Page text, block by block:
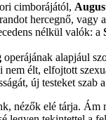
cimborájától,
hercegnő, vagy
nélkül valók: a
operájának alapjául
nem élt, elfojtott
új testeket szab
nézők elé tárja.